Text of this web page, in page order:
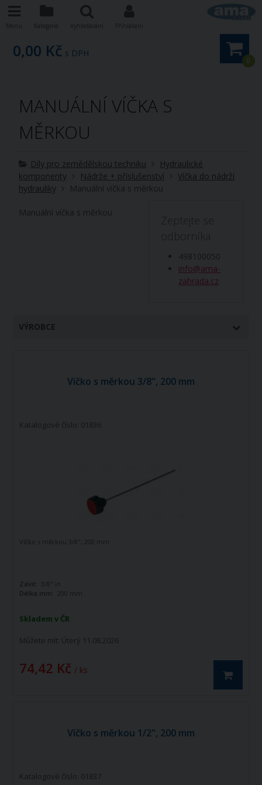
0
0,00 Kč s DPH
MANUÁLNÍ VÍČKA S
MĚRKOU
Díly pro zemědělskou techniku
Hydraulické
komponenty
Nádrže + příslušenství
Víčka do nádrží
hydrauliky
Manuální víčka s měrkou
Zeptejte se
odborníka
498100050
info@ama-
zahrada.cz
Manuální víčka s měrkou
VÝROBCE
Víčko s měrkou 3/8", 200 mm
Katalogové číslo: 01836
Skladem v ČR
Můžete mít: Úterý 11.08.2026
74,42 Kč / ks
Víčko s měrkou 3/8", 200 mm
Závit:
3/8" in
Délka mm:
200 mm
Víčko s měrkou 1/2", 200 mm
Katalogové číslo: 01837
Menu Kategorie Vyhledávání Přihlášení